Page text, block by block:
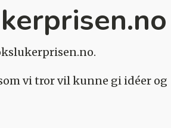
vi tror vil kunne gi idéer og